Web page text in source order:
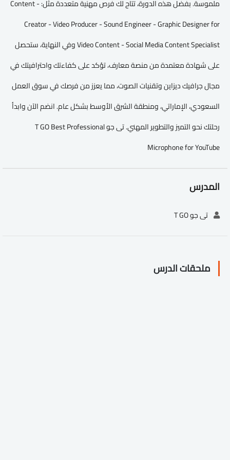
ملموسة. بفضل هذه الدورة، تتاح لك فرص مهنية متعددة مثل: - Content
Creator - Video Producer - Sound Engineer - Graphic Designer for
Video Content - Social Media Content Specialist وفي النهاية، ستحصل
على شهادة معتمدة من منصة معارف، تؤكد على كفاءتك واحترافيتك في
مجال جرافيك ديزاين وتقنيات الصوت، مما يعزز من فرصك في سوق العمل
السعودي، الإماراتي، ومنطقة الشرق الأوسط بشكل عام. انضم الآن وابدأ
رحلتك نحو التميز والتطوير المهني. تى جو T GO Best Professional
Microphone for YouTube
المدرس
تى جو T GO
ملحقات الدرس